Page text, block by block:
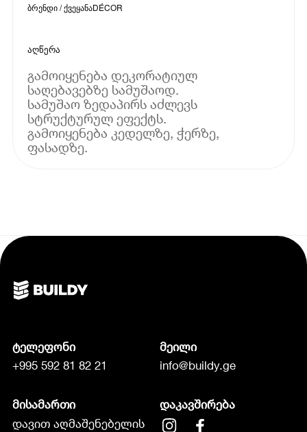
ბრენდი / ქვეყანაDÉCOR
აღწერა
გამოიყენება დეკორატიულ
საღებავებზე სამუშაოდ.
სამუშაო ზედაპირს აძლევს
სტრუქტურულ ეფექტს.
გამოიყენება კედელზე, ჭერზე,
ფასადზე.
ტელეფონი
+995 592 81 82 21
მეილი
info@buildy.ge
მისამართი
დავით აღმაშენებელის
დაკავშირება